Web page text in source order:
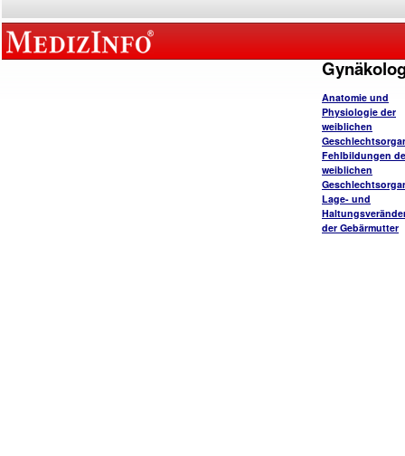
Anatomie und
Physiologie der
weiblichen
Fehlbildungen
weiblichen
Lage- und
der Gebärmutter